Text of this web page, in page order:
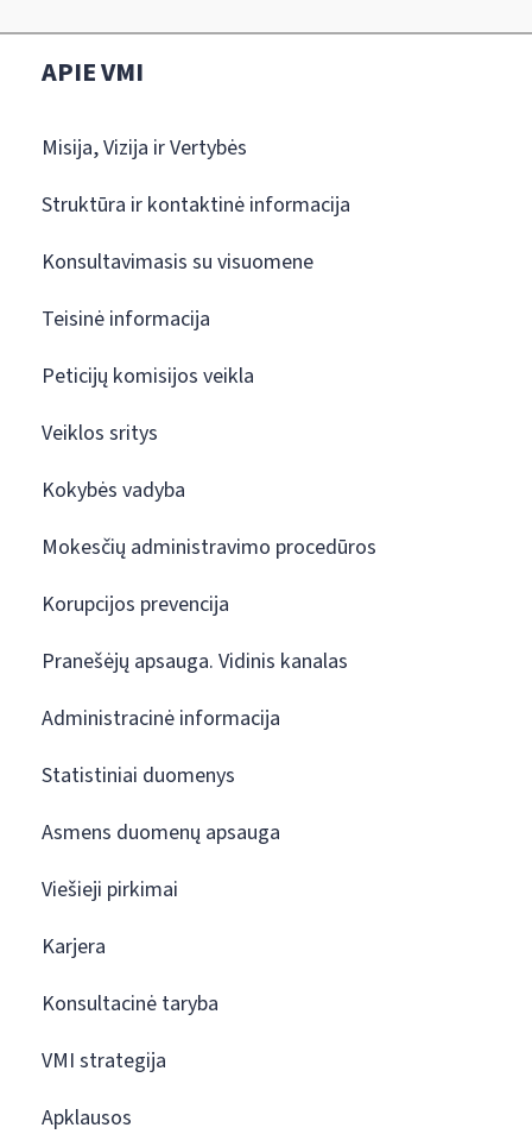
APIE VMI
Misija, Vizija ir Vertybės
Struktūra ir kontaktinė informacija
Konsultavimasis su visuomene
Teisinė informacija
Peticijų komisijos veikla
Veiklos sritys
Kokybės vadyba
Mokesčių administravimo procedūros
Korupcijos prevencija
Pranešėjų apsauga. Vidinis kanalas
Administracinė informacija
Statistiniai duomenys
Asmens duomenų apsauga
Viešieji pirkimai
Karjera
Konsultacinė taryba
VMI strategija
Apklausos